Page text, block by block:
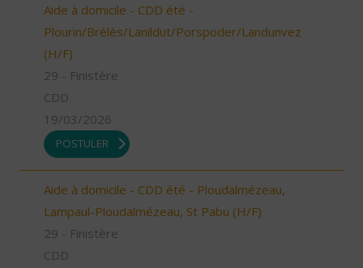
Aide à domicile - CDD été -
Plourin/Brélès/Lanildut/Porspoder/Landunvez
(H/F)
29 - Finistère
CDD
19/03/2026
POSTULER
Aide à domicile - CDD été - Ploudalmézeau,
Lampaul-Ploudalmézeau, St Pabu (H/F)
29 - Finistère
CDD